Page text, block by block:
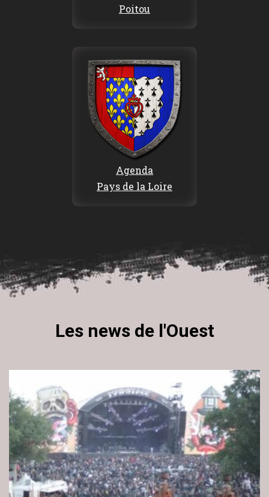
Poitou
Agenda
Pays de la Loire
Les news de l'Ouest